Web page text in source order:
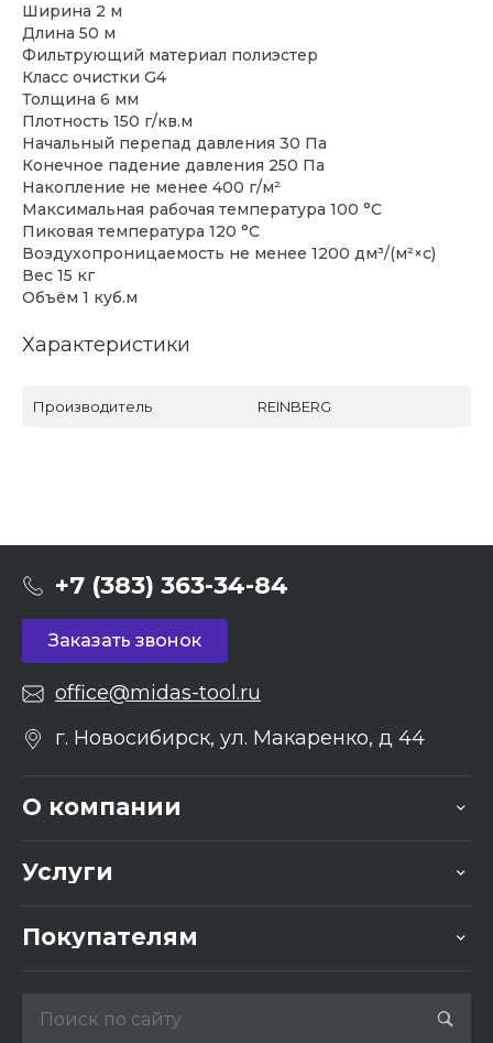
Ширина 2 м
Длина 50 м
Фильтрующий материал полиэстер
Класс очистки G4
Толщина 6 мм
Плотность 150 г/кв.м
Начальный перепад давления 30 Па
Конечное падение давления 250 Па
Накопление не менее 400 г/м²
Максимальная рабочая температура 100 °C
Пиковая температура 120 °C
Воздухопроницаемость не менее 1200 дм³/(м²×с)
Вес 15 кг
Объём 1 куб.м
Характеристики
Производитель REINBERG
+7 (383) 363-34-84
Заказать звонок
office@midas-tool.ru
г. Новосибирск, ул. Макаренко, д 44
О компании
Услуги
Покупателям